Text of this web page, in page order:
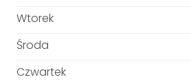
Wtorek
Środa
Czwartek